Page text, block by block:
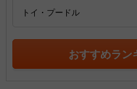
トイ・プードル
おすすめラン